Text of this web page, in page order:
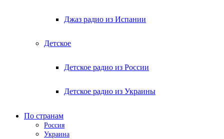
Джаз радио из Испании
Детское
Детское радио из России
Детское радио из Украины
По странам
Россия
Украина